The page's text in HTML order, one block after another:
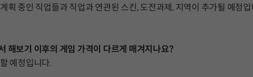
획 중인 직업들과 직업과 연관된 스킨, 도전과제, 지역이 추가될 예정
해보기 이후의 게임 가격이 다르게 매겨지나요?
예정입니다.